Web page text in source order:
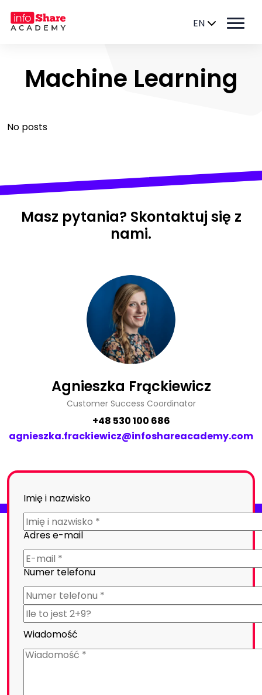
EN
Machine Learning
No posts
Masz pytania? Skontaktuj się z
nami.
Agnieszka Frąckiewicz
Customer Success Coordinator
+48 530 100 686
agnieszka.frackiewicz@infoshareacademy.com
Imię i nazwisko
Adres e-mail
Numer telefonu
Wiadomość